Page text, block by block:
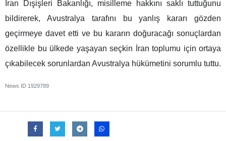
İran Dışişleri Bakanlığı, misilleme hakkını saklı tuttuğunu
bildirerek, Avustralya tarafını bu yanlış kararı gözden
geçirmeye davet etti ve bu kararın doğuracağı sonuçlardan
özellikle bu ülkede yaşayan seçkin İran toplumu için ortaya
çıkabilecek sorunlardan Avustralya hükümetini sorumlu tuttu.
News ID 1929789